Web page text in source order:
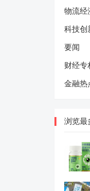
物流经
科技创
要闻
财经专
金融热
浏览最